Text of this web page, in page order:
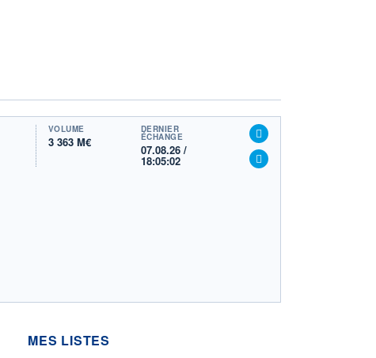
VOLUME
3 363 M€
DERNIER
ÉCHANGE
07.08.26 /
18:05:02
MES LISTES